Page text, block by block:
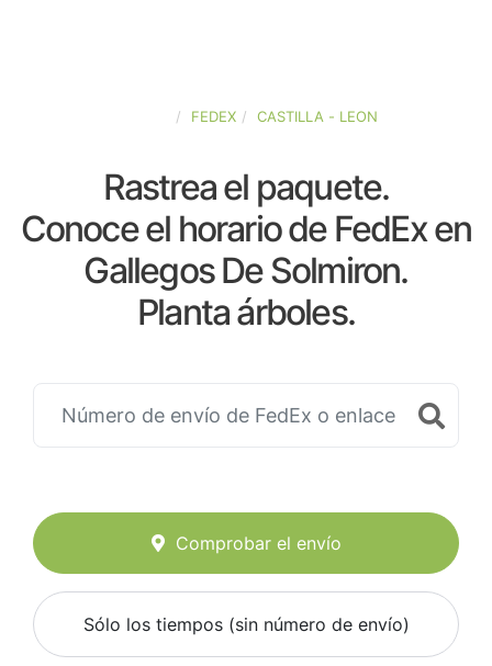
FEDEX CASTILLA - LEON
Rastrea el paquete.
Conoce el horario de FedEx en
Gallegos De Solmiron.
Planta árboles.
Comprobar el envío
Sólo los tiempos (sin número de envío)